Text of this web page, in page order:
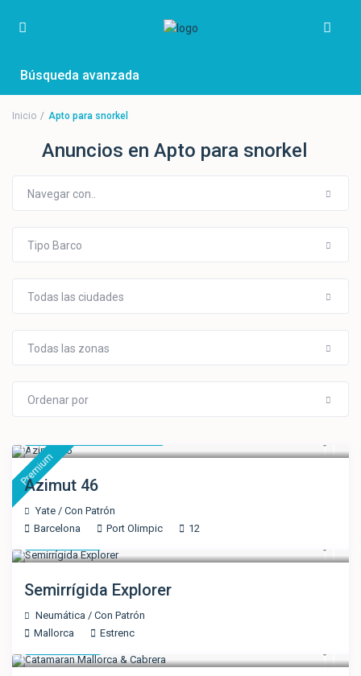
Búsqueda avanzada
Inicio Apto para snorkel
Anuncios en Apto para snorkel
Navegar con..
Tipo Barco
Todas las ciudades
Todas las zonas
Ordenar por
Premium
Azimut 46
Yate /Con Patrón
Barcelona
Port Olimpic 12
Semirrígida Explorer
Neumática /Con Patrón
Mallorca
Estrenc